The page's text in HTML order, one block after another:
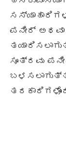
ಪನೀರ್
ಸೂತ್ರವು